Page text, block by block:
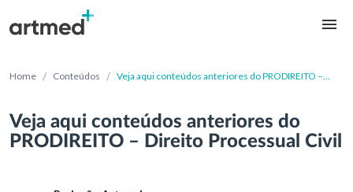
Home / Conteúdos / Veja aqui conteúdos anteriores do PRODIREITO –
Veja aqui conteúdos anteriores do
PRODIREITO – Direito Processual Civil